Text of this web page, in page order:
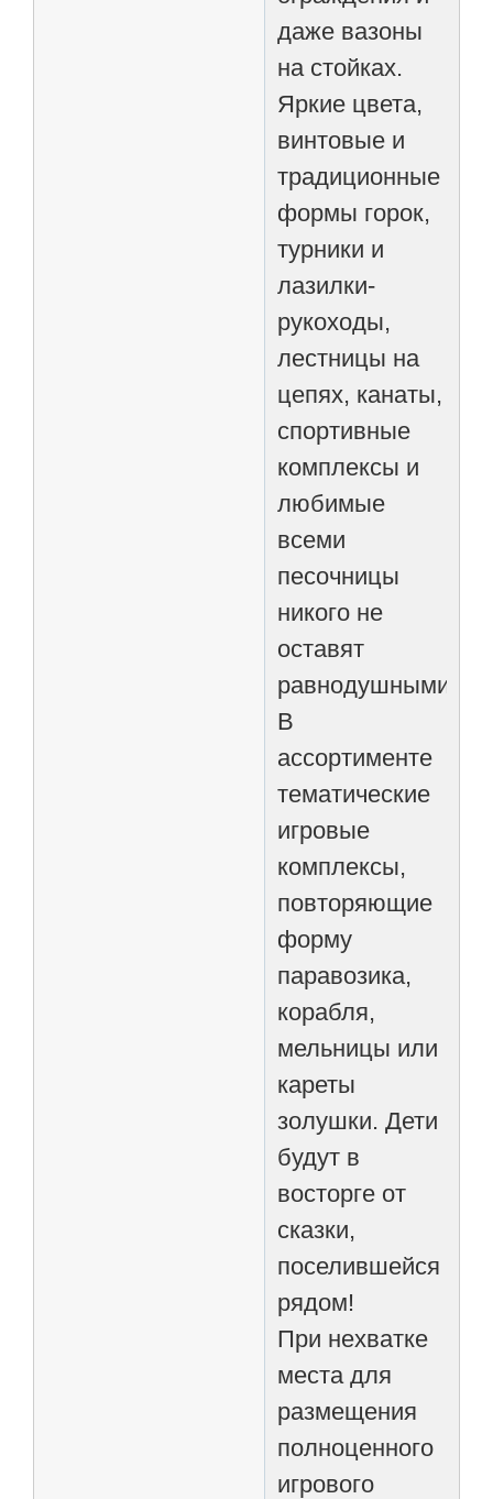
даже вазоны
на стойках.
Яркие цвета,
винтовые и
традиционные
формы горок,
турники и
лазилки-
рукоходы,
лестницы на
цепях, канаты,
спортивные
комплексы и
любимые
всеми
песочницы
никого не
оставят
равнодушными!
В
ассортименте
тематические
игровые
комплексы,
повторяющие
форму
паравозика,
корабля,
мельницы или
кареты
золушки. Дети
будут в
восторге от
сказки,
поселившейся
рядом!
При нехватке
места для
размещения
полноценного
игрового